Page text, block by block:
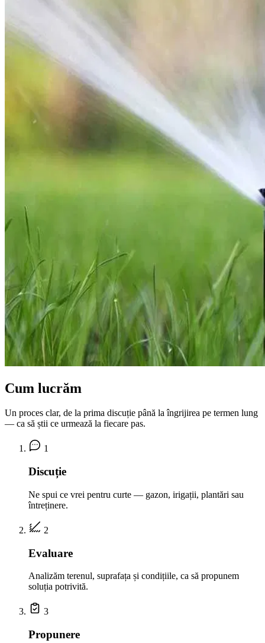
Cum lucrăm
Un proces clar, de la prima discuție până la îngrijirea pe termen lung
— ca să știi ce urmează la fiecare pas.
1
Discuție
Ne spui ce vrei pentru curte — gazon, irigații, plantări sau
întreținere.
2
Evaluare
Analizăm terenul, suprafața și condițiile, ca să propunem
soluția potrivită.
3
Propunere